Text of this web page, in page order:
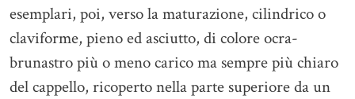
esemplari, poi, verso la maturazione, cilindrico o
claviforme, pieno ed asciutto, di colore ocra-
brunastro più o meno carico ma sempre più chiaro
del cappello, ricoperto nella parte superiore da un